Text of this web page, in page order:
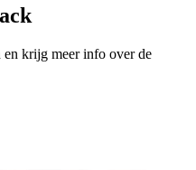
en krijg meer info over de